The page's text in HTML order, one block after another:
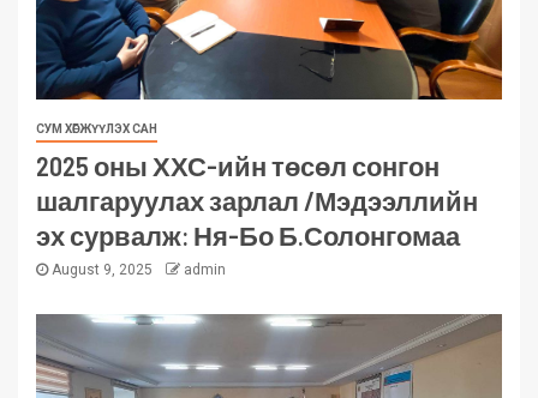
СУМ ХӨГЖҮҮЛЭХ САН
2025 оны ХХС-ийн төсөл сонгон
шалгаруулах зарлал /Мэдээллийн
эх сурвалж: Ня-Бо Б.Солонгомаа
August 9, 2025 admin